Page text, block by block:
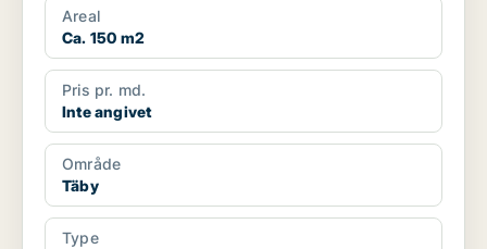
Areal
Ca. 150 m2
Pris pr. md.
Inte angivet
Område
Täby
Type